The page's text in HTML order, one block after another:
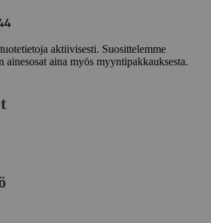
aktiivisesti. Suosittelemme
ainesosat aina myös myyntipakkauksesta.